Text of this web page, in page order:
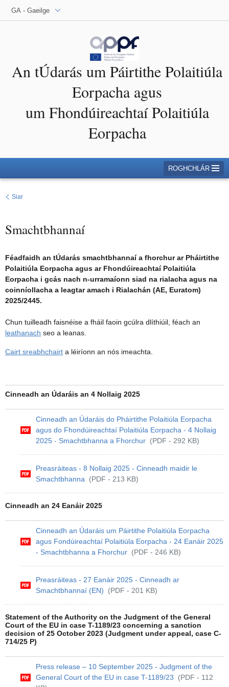
GA - Gaeilge
An tÚdarás um Páirtithe Polaitiúla
Eorpacha agus
um Fhondúireachtaí Polaitiúla
Eorpacha
ROGHCHLÁR
Siar
Smachtbhannaí
Féadfaidh an tÚdarás smachtbhannaí a fhorchur ar Pháirtithe
Polaitiúla Eorpacha agus ar Fhondúireachtaí Polaitiúla
Eorpacha i gcás nach n-urramaíonn siad na rialacha agus na
coinníollacha a leagtar amach i Rialachán (AE, Euratom)
2025/2445.
Chun tuilleadh faisnéise a fháil faoin gcúlra dlíthiúil, féach an
leathanach seo a leanas.
Cairt sreabhchairt a léiríonn an nós imeachta.
Cinneadh an Údaráis an 4 Nollaig 2025
Cinneadh an Údaráis do Pháirtithe Polaitiúla Eorpacha
agus do Fhondúireachtaí Polaitiúla Eorpacha - 4 Nollaig
2025 - Smachtbhanna a Fhorchur (PDF - 292 KB)
Preasráiteas - 8 Nollaig 2025 - Cinneadh maidir le
Smachtbhanna
(PDF - 213 KB)
Cinneadh an 24 Eanáir 2025
Cinneadh an Údaráis um Páirtithe Polaitiúla Eorpacha
agus Fondúireachtaí Polaitiúla Eorpacha - 24 Eanáir 2025
- Smachtbhanna a Fhorchur (PDF - 246 KB)
Preasráiteas - 27 Eanáir 2025 - Cinneadh ar
Smachtbhannaí (EN)
(PDF - 201 KB)
Statement of the Authority on the Judgment of the General
Court of the EU in case T-1189/23 concerning a sanction
decision of 25 October 2023 (Judgment under appeal, case C-
714/25 P)
Press release – 10 September 2025 - Judgment of the
General Court of the EU in case T-1189/23
(PDF - 112